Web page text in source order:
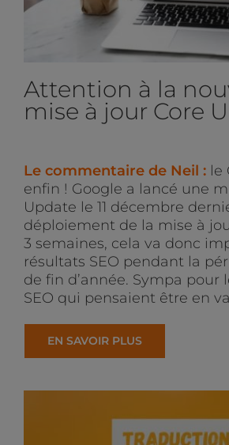
Attention à la
mise à jour Core
Le commentaire de Neil : le
enfin ! Google a lancé une
Update le 11 décembre
déploiement de la mise à
3 semaines, cela va donc
résultats SEO pendant la
de fin d’année. Sympa pour
SEO qui pensaient être en
EN SAVOIR PLUS